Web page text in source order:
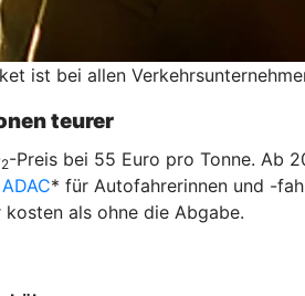
ist bei allen
teurer
2-Preis bei 55 Euro pro Tonne. Ab
ADAC* für Autofahrerinnen und -
als ohne die Abgabe.